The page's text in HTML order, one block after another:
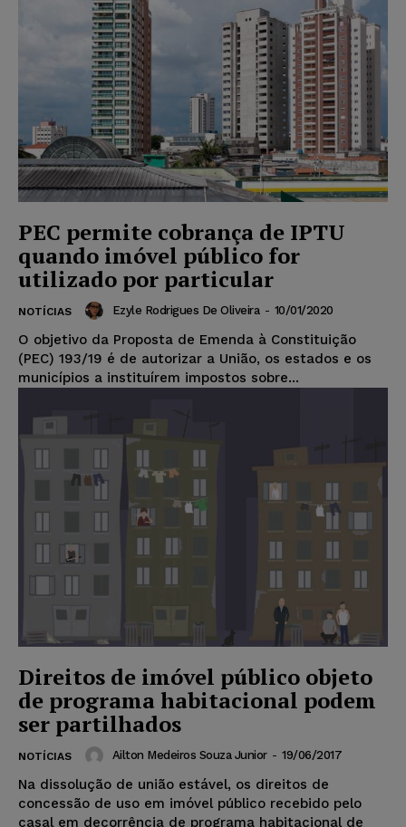
PEC permite cobrança de IPTU
quando imóvel público for
utilizado por particular
NOTÍCIAS Ezyle Rodrigues De Oliveira - 10/01/2020
O objetivo da Proposta de Emenda à Constituição
(PEC) 193/19 é de autorizar a União, os estados e os
municípios a instituírem impostos sobre...
Direitos de imóvel público objeto
de programa habitacional podem
ser partilhados
NOTÍCIAS Ailton Medeiros Souza Junior - 19/06/2017
Na dissolução de união estável, os direitos de
concessão de uso em imóvel público recebido pelo
casal em decorrência de programa habitacional de